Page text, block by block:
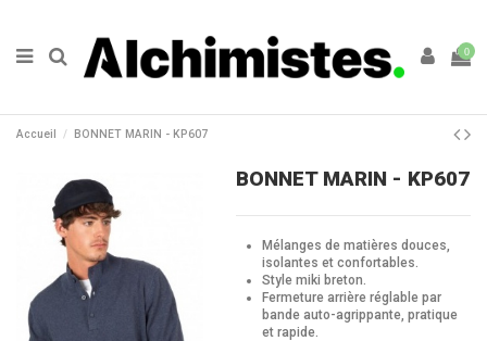
0
Accueil BONNET MARIN - KP607
BONNET MARIN - KP607
Mélanges de matières douces,
isolantes et confortables.
Style miki breton.
Fermeture arrière réglable par
bande auto-agrippante, pratique
et rapide.